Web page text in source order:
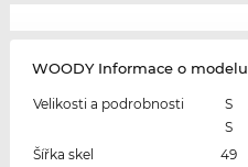
WOODY Informace o modelu
Velikosti a podrobnosti S
S
Šířka skel
49